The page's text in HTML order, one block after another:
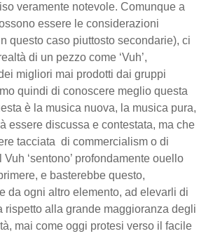
veramente notevole. Comunque a
essere le considerazioni
questo caso piuttosto secondarie), ci
di un pezzo come ‘Vuh’,
migliori mai prodotti dai gruppi
quindi di conoscere meglio questa
è la musica nuova, la musica pura,
essere discussa e contestata, ma che
tacciata di commercialism o di
‘sentono’ profondamente ouello
e basterebbe questo,
da ogni altro elemento, ad elevarli di
rispetto alla grande maggioranza degli
mai come oggi protesi verso il facile